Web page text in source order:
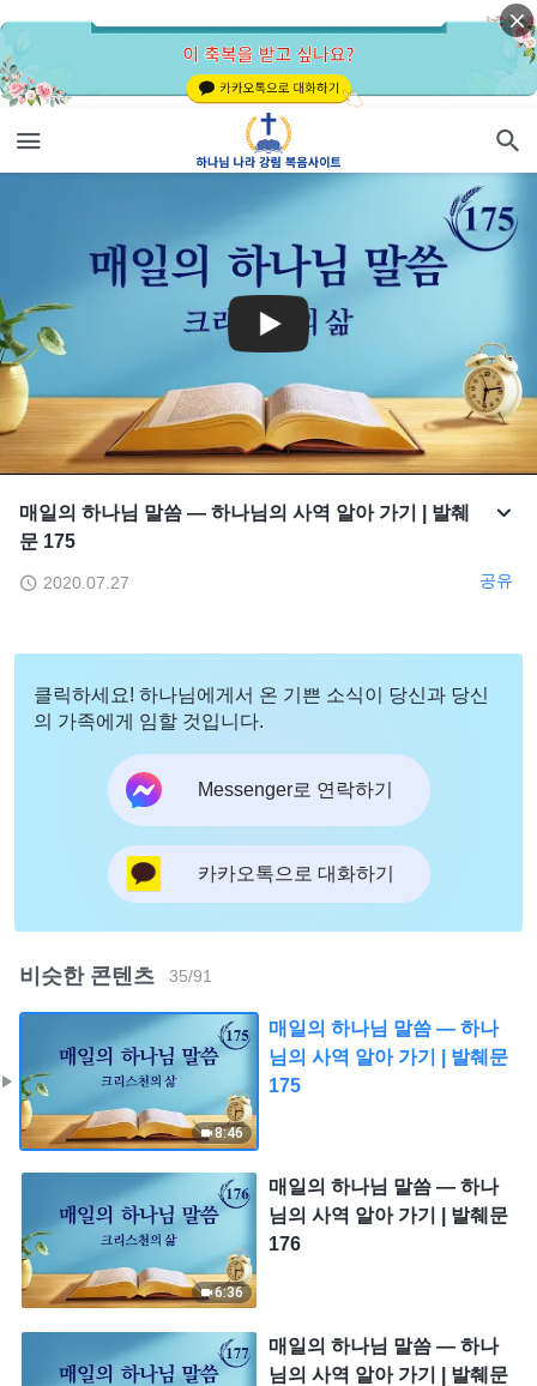
매일의 하나님 말씀 ― 하나님의 사역 알아 가기 | 발췌
문 175
2020.07.27 공유
클릭하세요! 하나님에게서 온 기쁜 소식이 당신과 당신
의 가족에게 임할 것입니다.
Messenger로 연락하기
카카오톡으로 대화하기
비슷한 콘텐츠 35/91
8:46
매일의 하나님 말씀 ― 하나
님의 사역 알아 가기 | 발췌문
175
6:36
매일의 하나님 말씀 ― 하나
님의 사역 알아 가기 | 발췌문
176
매일의 하나님 말씀 ― 하나
님의 사역 알아 가기 | 발췌문